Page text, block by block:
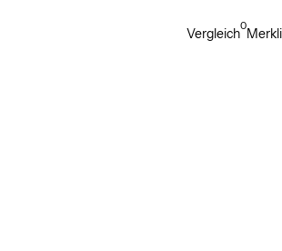
Vergleich0